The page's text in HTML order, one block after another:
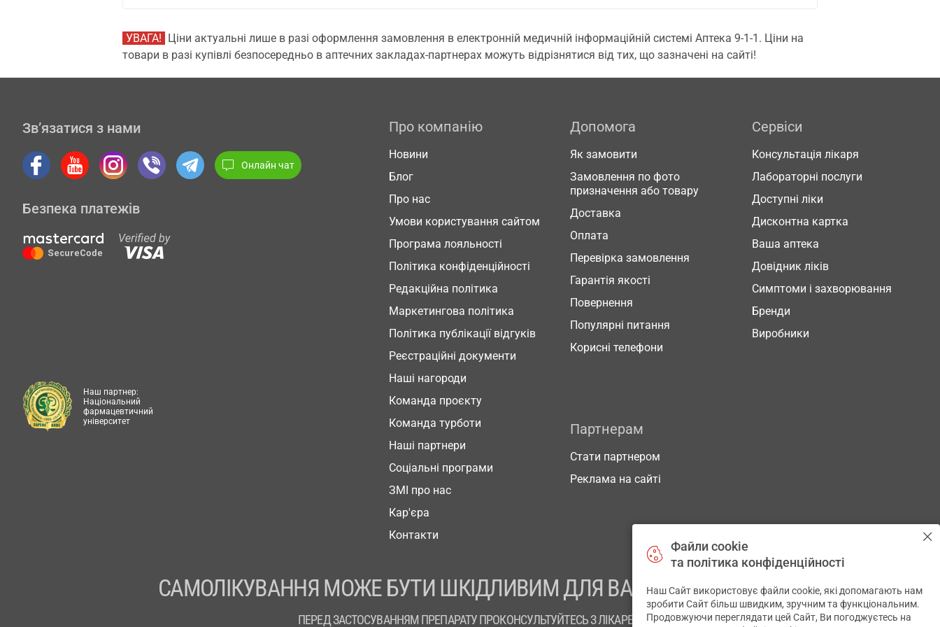
УВАГА! Ціни актуальні лише в разі оформлення замовлення в електронній медичній інформаційній системі Аптека 9-1-1. Ціни на
товари в разі купівлі безпосередньо в аптечних закладах-партнерах можуть відрізнятися від тих, що зазначені на сайті!
Зв’язатися з нами
Онлайн чат
Безпека платежів
Про компанію
Новини
Блог
Про нас
Умови користування сайтом
Програма лояльності
Політика конфіденційності
Редакційна політика
Маркетингова політика
Політика публікації відгуків
Реєстраційні документи
Наші нагороди
Команда проєкту
Команда турботи
Наші партнери
Соціальні програми
ЗМІ про нас
Кар'єра
Контакти
Допомога
Як замовити
Замовлення по фото
призначення або товару
Доставка
Оплата
Перевірка замовлення
Гарантія якості
Повернення
Популярні питання
Корисні телефони
Сервіси
Консультація лікаря
Лабораторні послуги
Доступні ліки
Дисконтна картка
Ваша аптека
Довідник ліків
Симптоми і захворювання
Бренди
Виробники
Партнерам
Стати партнером
Реклама на сайті
Наш партнер:
Національний
фармацевтичний
університет
САМОЛІКУВАННЯ МОЖЕ БУТИ ШКІДЛИВИМ ДЛЯ ВАШОГО ЗДОРОВ’Я
ПЕРЕД ЗАСТОСУВАННЯМ ПРЕПАРАТУ ПРОКОНСУЛЬТУЙТЕСЬ З ЛІКАРЕМ
Файли cookie
та політика конфіденційності
Наш Сайт використовує файли cookie, які допомагають нам
зробити Сайт більш швидким, зручним та функціональним.
Продовжуючи переглядати цей Сайт, Ви погоджуєтесь на
✕